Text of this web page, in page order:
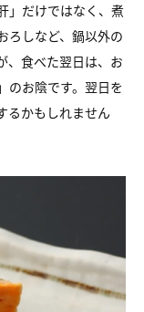
」だけではなく、煮
ろしなど、鍋以外の
、食べた翌日は、お
お陰です。翌日を
るかもしれません